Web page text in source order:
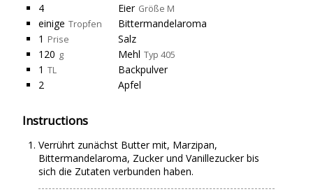
4
Eier Größe M
einige Tropfen
Bittermandelaroma
1 Prise
Salz
120 g Mehl Typ 405
1 TL
Backpulver
2
Apfel
Instructions
Verrührt zunächst Butter mit, Marzipan,
Bittermandelaroma, Zucker und Vanillezucker bis
sich die Zutaten verbunden haben.